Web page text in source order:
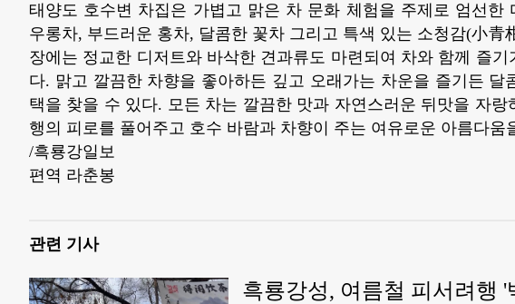
태양도 호수변 차집은 가볍고 맑은 차 문화 체험을 주제로 엄선한
우롱차, 부드러운 홍차, 달콤한 꽃차 그리고 특색 있는 소청감(小
장에는 정교한 디저트와 바삭한 견과류도 마련되여 차와 함께 즐
다. 맑고 깔끔한 차향을 좋아하든 깊고 오래가는 차운을 즐기든
택을 찾을 수 있다. 모든 차는 깔끔한 맛과 자연스러운 뒤맛을 자
행의 피로를 풀어주고 호수 바람과 차향이 주는 여유로운 아름다움
/흑룡강일보
편역 라춘봉
관련 기사
흑룡강성, 여름철 피서려행